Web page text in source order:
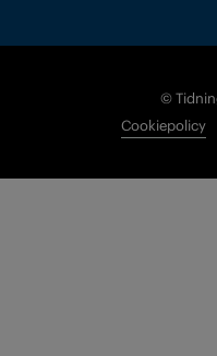
©
Cookiepolicy